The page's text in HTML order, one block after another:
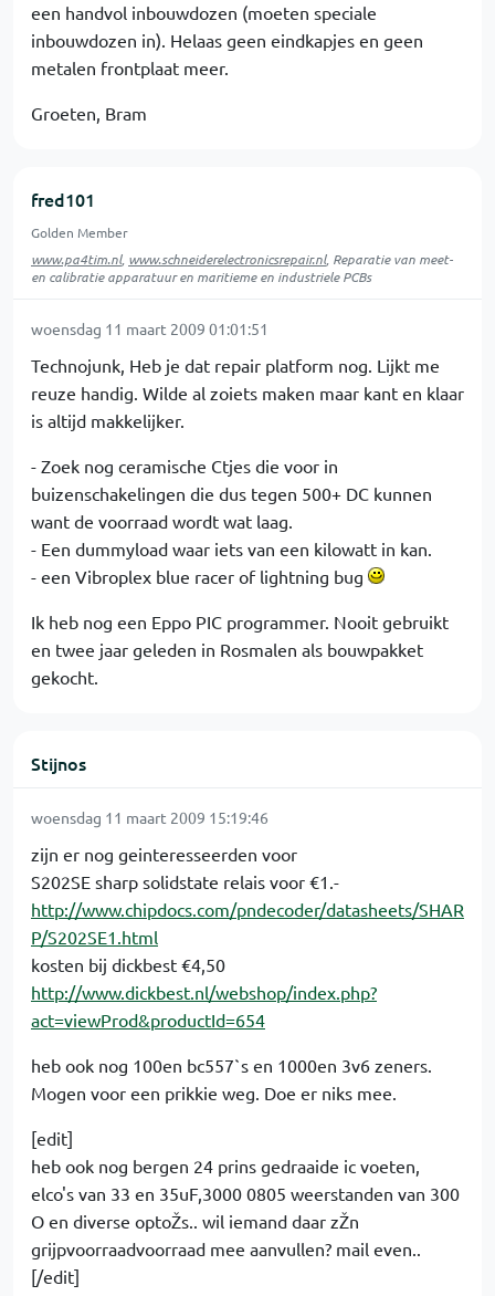
een handvol inbouwdozen (moeten speciale
inbouwdozen in). Helaas geen eindkapjes en geen
metalen frontplaat meer.
Groeten, Bram
fred101
Golden Member
www.pa4tim.nl, www.schneiderelectronicsrepair.nl, Reparatie van meet-
en calibratie apparatuur en maritieme en industriele PCBs
woensdag 11 maart 2009 01:01:51
Technojunk, Heb je dat repair platform nog. Lijkt me
reuze handig. Wilde al zoiets maken maar kant en klaar
is altijd makkelijker.
- Zoek nog ceramische Ctjes die voor in
buizenschakelingen die dus tegen 500+ DC kunnen
want de voorraad wordt wat laag.
- Een dummyload waar iets van een kilowatt in kan.
- een Vibroplex blue racer of lightning bug
Ik heb nog een Eppo PIC programmer. Nooit gebruikt
en twee jaar geleden in Rosmalen als bouwpakket
gekocht.
Stijnos
woensdag 11 maart 2009 15:19:46
zijn er nog geinteresseerden voor
S202SE sharp solidstate relais voor €1.-
http://www.chipdocs.com/pndecoder/datasheets/SHAR
P/S202SE1.html
kosten bij dickbest €4,50
http://www.dickbest.nl/webshop/index.php?
act=viewProd&productId=654
heb ook nog 100en bc557`s en 1000en 3v6 zeners.
Mogen voor een prikkie weg. Doe er niks mee.
[edit]
heb ook nog bergen 24 prins gedraaide ic voeten,
elco's van 33 en 35uF,3000 0805 weerstanden van 300
O en diverse optoŽs.. wil iemand daar zŽn
grijpvoorraadvoorraad mee aanvullen? mail even..
[/edit]